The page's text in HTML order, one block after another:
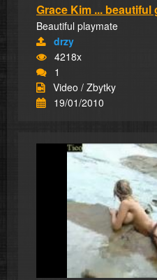
Grace Kim ... beautiful
Beautiful playmate
drzy
4218x
1
Video / Zbytky
19/01/2010